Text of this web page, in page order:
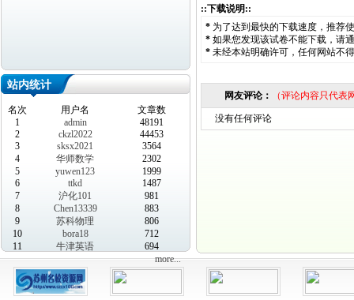
站内统计
名次 用户名
文章数
1
admin
48191
2
ckzl2022
44453
3
sksx2021
3564
4
华师数学
2302
5
yuwen123
1999
6
ttkd
1487
7
沪化101
981
8
Chen13339
883
9
苏科物理
806
10
bora18
712
11
牛津英语
694
more...
::下载说明::
* 为了达到最快的下载速度，推荐
* 如果您发现该试卷不能下载，请
* 未经本站明确许可，任何网站不
网友评论： （评论内容只代
没有任何评论